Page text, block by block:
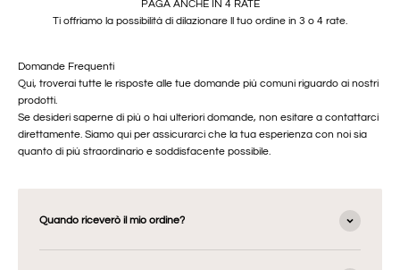
PAGA ANCHE IN 4 RATE
Ti offriamo la possibilità di dilazionare ll tuo ordine in 3 o 4 rate.
Domande Frequenti
Qui, troverai tutte le risposte alle tue domande più comuni riguardo ai nostri
prodotti.
Se desideri saperne di più o hai ulteriori domande, non esitare a contattarci
direttamente. Siamo qui per assicurarci che la tua esperienza con noi sia
quanto di più straordinario e soddisfacente possibile.
Quando riceverò il mio ordine?